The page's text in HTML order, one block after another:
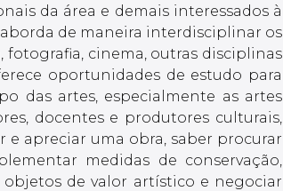
da área e demais interessados à
de maneira interdisciplinar os
fotografia, cinema, outras disciplinas
oportunidades de estudo para
das artes, especialmente as artes
docentes e produtores culturais,
e apreciar uma obra, saber procurar
medidas de conservação,
de valor artístico e negociar